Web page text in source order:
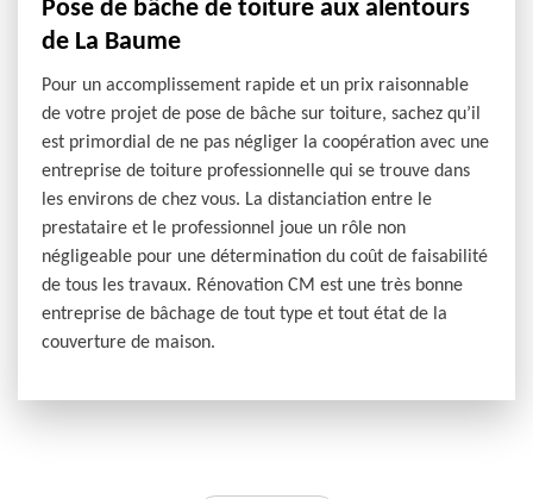
Pose de bâche de toiture aux alentours
de La Baume
Pour un accomplissement rapide et un prix raisonnable
de votre projet de pose de bâche sur toiture, sachez qu’il
est primordial de ne pas négliger la coopération avec une
entreprise de toiture professionnelle qui se trouve dans
les environs de chez vous. La distanciation entre le
prestataire et le professionnel joue un rôle non
négligeable pour une détermination du coût de faisabilité
de tous les travaux. Rénovation CM est une très bonne
entreprise de bâchage de tout type et tout état de la
couverture de maison.